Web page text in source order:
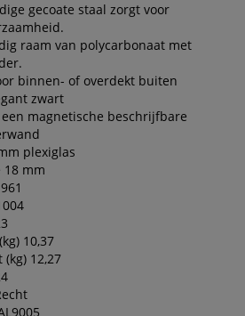
gecoate staal zorgt voor
raam van polycarbonaat met
binnen- of overdekt buiten
zwart
magnetische beschrijfbare
plexiglas
mm
10,37
12,27